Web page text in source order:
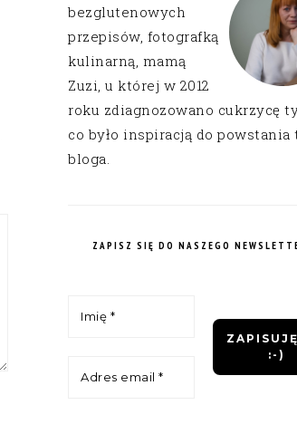
bezglutenowych
przepisów, fotografką
kulinarną, mamą
Zuzi, u której w 2012
roku zdiagnozowano cukrzycę
co było inspiracją do powstania
bloga.
ZAPISZ SIĘ DO NASZEGO